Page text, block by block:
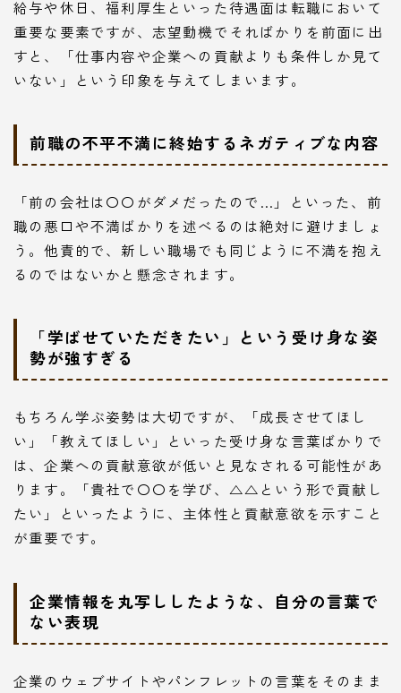
給与や休日、福利厚生といった待遇面は転職において
重要な要素ですが、志望動機でそればかりを前面に出
すと、「仕事内容や企業への貢献よりも条件しか見て
いない」という印象を与えてしまいます。
前職の不平不満に終始するネガティブな内容
「前の会社は〇〇がダメだったので…」といった、前
職の悪口や不満ばかりを述べるのは絶対に避けましょ
う。他責的で、新しい職場でも同じように不満を抱え
るのではないかと懸念されます。
「学ばせていただきたい」という受け身な姿
勢が強すぎる
もちろん学ぶ姿勢は大切ですが、「成長させてほし
い」「教えてほしい」といった受け身な言葉ばかりで
は、企業への貢献意欲が低いと見なされる可能性があ
ります。「貴社で〇〇を学び、△△という形で貢献し
たい」といったように、主体性と貢献意欲を示すこと
が重要です。
企業情報を丸写ししたような、自分の言葉で
ない表現
企業のウェブサイトやパンフレットの言葉をそのまま